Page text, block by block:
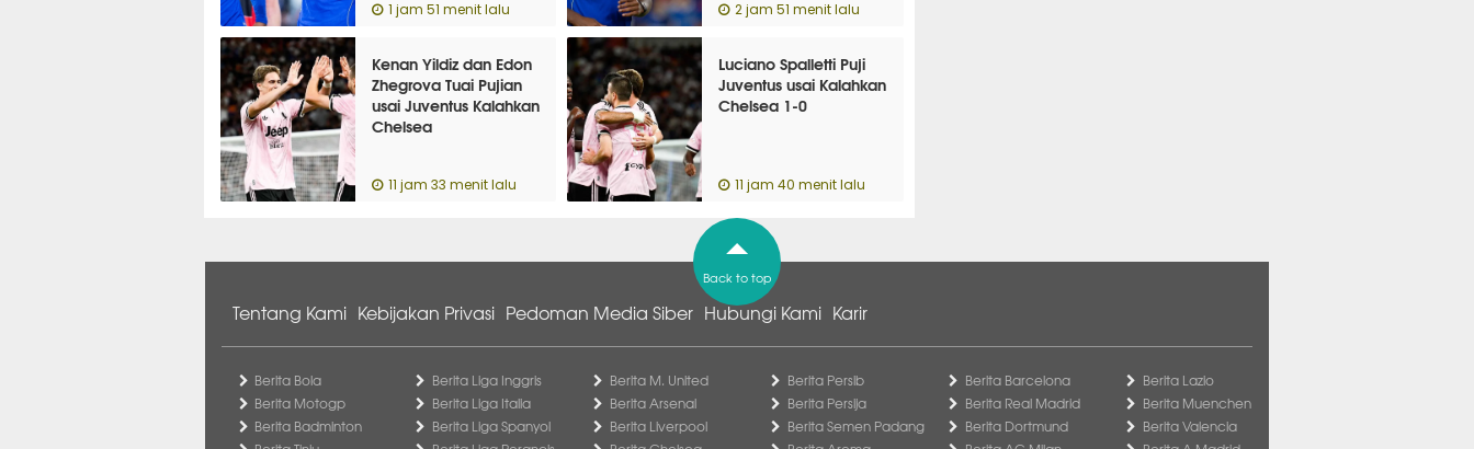
1 jam 51 menit lalu 2 jam 51 menit lalu
Kenan Yildiz dan Edon
Zhegrova Tuai Pujian
usai Juventus Kalahkan
Chelsea
11 jam 33 menit lalu
Luciano Spalletti Puji
Juventus usai Kalahkan
Chelsea 1-0
11 jam 40 menit lalu
Back to top
Tentang Kami Kebijakan Privasi Pedoman Media Siber Hubungi Kami Karir
Berita Bola
Berita Motogp
Berita Badminton
Berita Liga Inggris
Berita Liga Italia
Berita Liga Spanyol
Berita M. United
Berita Arsenal
Berita Liverpool
Berita Persib
Berita Persija
Berita Semen Padang
Berita Barcelona
Berita Real Madrid
Berita Dortmund
Berita Lazio
Berita Muenchen
Berita Valencia